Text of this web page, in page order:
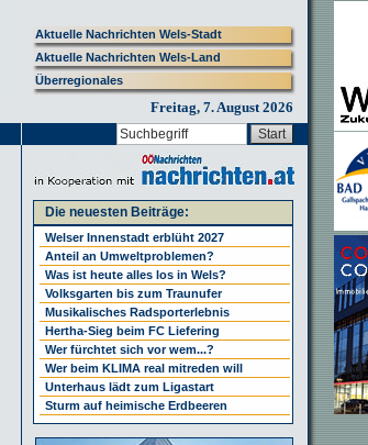
Aktuelle Nachrichten Wels-Stadt
Aktuelle Nachrichten Wels-Land
Überregionales
Freitag, 7. August 2026
Die neuesten Beiträge:
Welser Innenstadt erblüht 2027
Anteil an Umweltproblemen?
Was ist heute alles los in Wels?
Volksgarten bis zum Traunufer
Musikalisches Radsporterlebnis
Hertha-Sieg beim FC Liefering
Wer fürchtet sich vor wem...?
Wer beim KLIMA real mitreden will
Unterhaus lädt zum Ligastart
Sturm auf heimische Erdbeeren